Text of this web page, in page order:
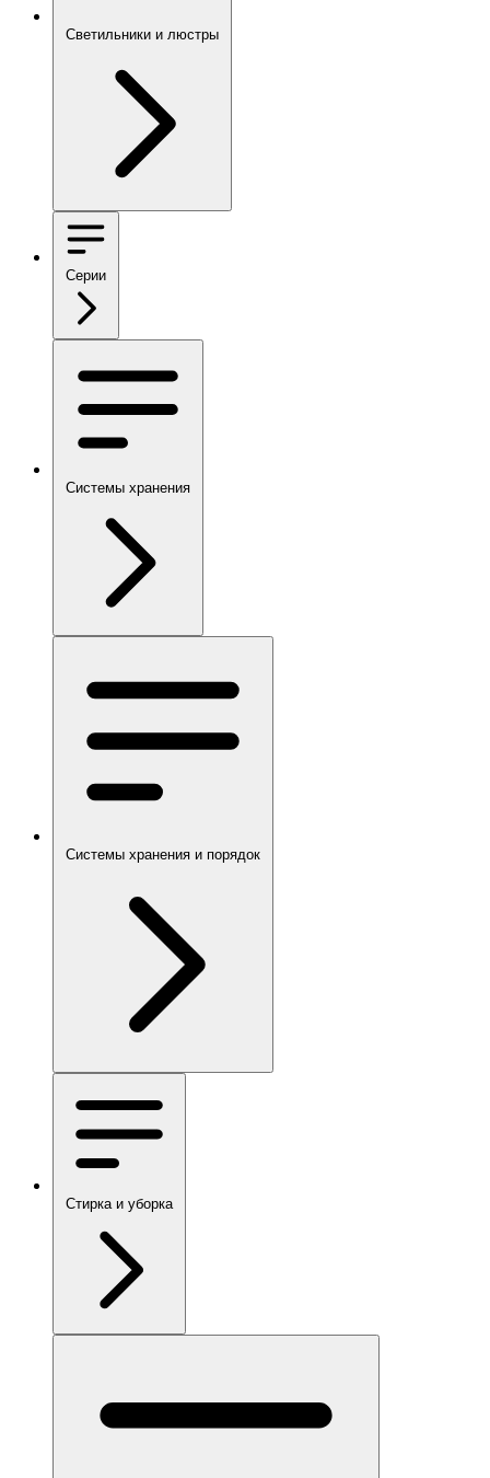
Светильники и люстры
Серии
Системы хранения
Системы хранения и порядок
Стирка и уборка